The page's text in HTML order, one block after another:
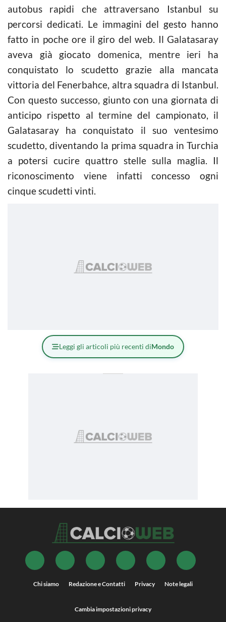
autobus rapidi che attraversano Istanbul su
percorsi dedicati. Le immagini del gesto hanno
fatto in poche ore il giro del web. Il Galatasaray
aveva già giocato domenica, mentre ieri ha
conquistato lo scudetto grazie alla mancata
vittoria del Fenerbahce, altra squadra di Istanbul.
Con questo successo, giunto con una giornata di
anticipo rispetto al termine del campionato, il
Galatasaray ha conquistato il suo ventesimo
scudetto, diventando la prima squadra in Turchia
a potersi cucire quattro stelle sulla maglia. Il
riconoscimento viene infatti concesso ogni
cinque scudetti vinti.
Leggi gli articoli più recenti diMondo
Chi siamo Redazione e Contatti Privacy Note legali
Cambia impostazioni privacy